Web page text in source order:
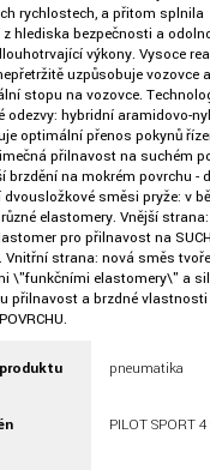
rychlostech, a přitom splnila
hlediska bezpečnosti a
výkony. Vysoce
uzpůsobuje vozovce
stopu na vozovce.
odezvy: hybridní aramidovo-
optimální přenos pokynů
přilnavost na suchém
brzdění na mokrém povrchu -
dvousložkové směsi pryže: v
elastomery. Vnější
pro přilnavost na
Vnitřní strana: nová směs
\"funkčními elastomery\" a
přilnavost a brzdné vlastnosti
pneumatika
PILOT SPORT 4